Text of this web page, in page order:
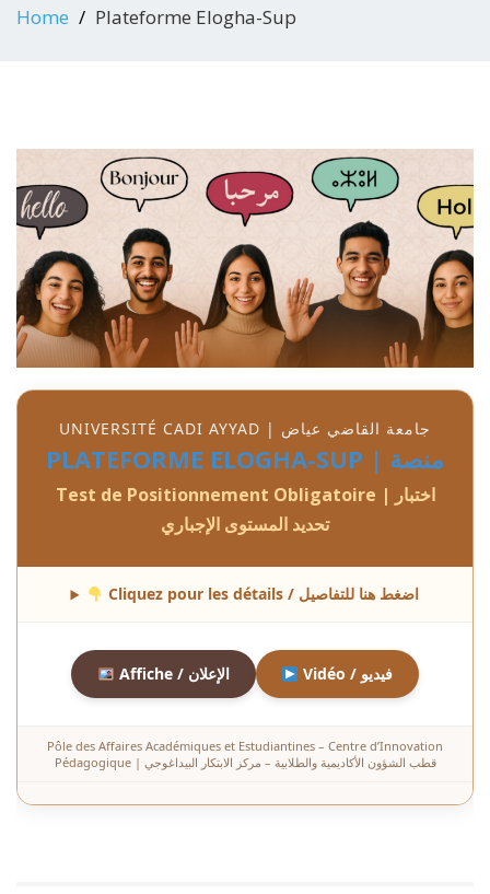
Home Plateforme Elogha-Sup
UNIVERSITÉ CADI AYYAD | جامعة القاضي عياض
PLATEFORME ELOGHA-SUP | منصة
Test de Positionnement Obligatoire | اختبار
تحديد المستوى الإجباري
Cliquez pour les détails / اضغط هنا للتفاصيل
Affiche / الإعلان Vidéo / فيديو
Pôle des Affaires Académiques et Estudiantines – Centre d’Innovation
Pédagogique | قطب الشؤون الأكاديمية والطلابية – مركز الابتكار البيداغوجي